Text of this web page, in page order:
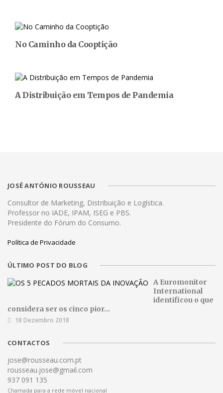
No Caminho da Cooptição
A Distribuição em Tempos de Pandemia
JOSÉ ANTÓNIO ROUSSEAU
Consultor de Marketing, Distribuição e Logística.
Professor no IADE, IPAM, ISEG e PBS.
Presidente do Fórum do Consumo.
Política de Privacidade
ÚLTIMO POST DO BLOG
A Euromonitor
International
identificou o que
considera ser os cinco pior...
18 Dezembro 2018
CONTACTOS
jose@rousseau.com.pt
rousseau.jose@gmail.com
937 091 135
Chamada para a rede móvel nacional